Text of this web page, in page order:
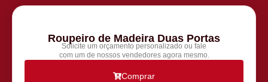
Roupeiro de Madeira Duas Portas
Solicite um orçamento personalizado ou fale
com um de nossos vendedores agora mesmo.
Comprar